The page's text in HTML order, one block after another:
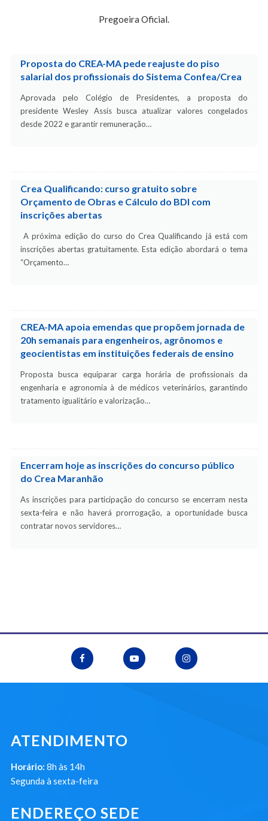
Pregoeira Oficial.
Proposta do CREA-MA pede reajuste do piso
salarial dos profissionais do Sistema Confea/Crea
Aprovada pelo Colégio de Presidentes, a proposta do
presidente Wesley Assis busca atualizar valores congelados
desde 2022 e garantir remuneração…
Crea Qualificando: curso gratuito sobre
Orçamento de Obras e Cálculo do BDI com
inscrições abertas
A próxima edição do curso do Crea Qualificando já está com
inscrições abertas gratuitamente. Esta edição abordará o tema
“Orçamento…
CREA-MA apoia emendas que propõem jornada de
20h semanais para engenheiros, agrônomos e
geocientistas em instituições federais de ensino
Proposta busca equiparar carga horária de profissionais da
engenharia e agronomia à de médicos veterinários, garantindo
tratamento igualitário e valorização…
Encerram hoje as inscrições do concurso público
do Crea Maranhão
As inscrições para participação do concurso se encerram nesta
sexta-feira e não haverá prorrogação, a oportunidade busca
contratar novos servidores…
ATENDIMENTO
Horário: 8h às 14h
Segunda à sexta-feira
ENDEREÇO SEDE